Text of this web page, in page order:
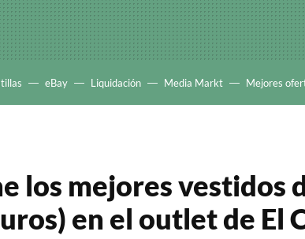
eBay Liquidación Media Markt Mejores
los mejores vestidos
en el outlet de El